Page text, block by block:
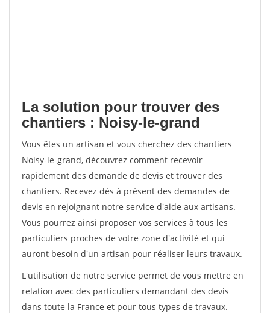
La solution pour trouver des
chantiers : Noisy-le-grand
Vous êtes un artisan et vous cherchez des chantiers
Noisy-le-grand, découvrez comment recevoir
rapidement des demande de devis et trouver des
chantiers. Recevez dès à présent des demandes de
devis en rejoignant notre service d'aide aux artisans.
Vous pourrez ainsi proposer vos services à tous les
particuliers proches de votre zone d'activité et qui
auront besoin d'un artisan pour réaliser leurs travaux.
L'utilisation de notre service permet de vous mettre en
relation avec des particuliers demandant des devis
dans toute la France et pour tous types de travaux.